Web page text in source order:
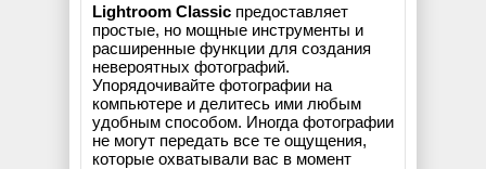
Lightroom Classic предоставляет
простые, но мощные инструменты и
расширенные функции для создания
невероятных фотографий.
Упорядочивайте фотографии на
компьютере и делитесь ими любым
удобным способом. Иногда фотографии
не могут передать все те ощущения,
которые охватывали вас в момент